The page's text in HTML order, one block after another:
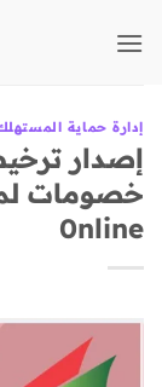
للمحتوى
إدارة حماية
إصدار
خصومات
0nline